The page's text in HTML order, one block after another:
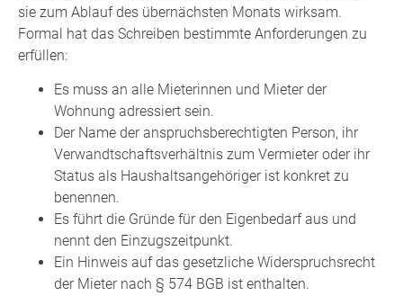
sie zum Ablauf des übernächsten Monats wirksam.
Formal hat das Schreiben bestimmte Anforderungen zu
erfüllen:
Es muss an alle Mieterinnen und Mieter der
Wohnung adressiert sein.
Der Name der anspruchsberechtigten Person, ihr
Verwandtschaftsverhältnis zum Vermieter oder ihr
Status als Haushaltsangehöriger ist konkret zu
benennen.
Es führt die Gründe für den Eigenbedarf aus und
nennt den Einzugszeitpunkt.
Ein Hinweis auf das gesetzliche Widerspruchsrecht
der Mieter nach § 574 BGB ist enthalten.